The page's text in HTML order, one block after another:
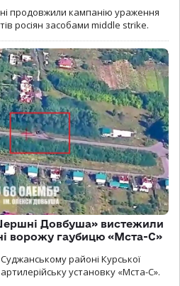
продовжили кампанію ураження
росіян засобами middle strike.
Довбуша» вистежили
ворожу гаубицю «Мста-С»
районі Курської
установку «Мста-С».